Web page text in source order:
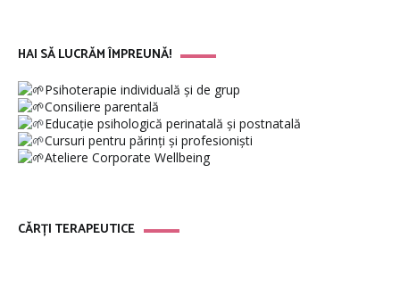
HAI SĂ LUCRĂM ÎMPREUNĂ!
Psihoterapie individuală și de grup
Consiliere parentală
Educație psihologică perinatală și postnatală
Cursuri pentru părinți și profesioniști
Ateliere Corporate Wellbeing
CĂRȚI TERAPEUTICE